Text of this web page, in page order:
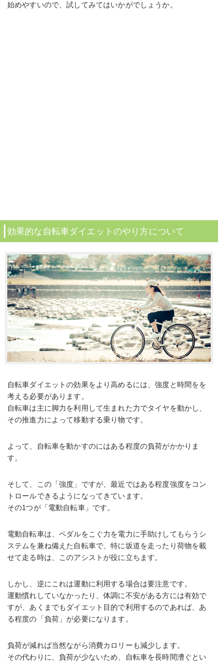
始めやすいので、試してみてはいかがでしょうか。
効果的な自転車ダイエットのやり方について
自転車ダイエットの効果をより高めるには、強度と時間をを
考える必要があります。
自転車は主に脚力を利用して生まれた力でタイヤを動かし、
その推進力によって移動する乗り物です。
よって、自転車を動かすのにはある程度の負荷がかかりま
す。
そして、この「強度」ですが、最近ではある程度強度をコン
トロールできるようになってきています。
その1つが「電動自転車」です。
電動自転車は、ペダルをこぐ力を電力に手助けしてもらうシ
ステムを兼ね備えた自転車で、特に坂道を走ったり荷物を載
せて走る時は、このアシストが役に立ちます。
しかし、逆にこれは運動に利用する場合は要注意です。
運動慣れしていなかったり、体調に不安がある方には有効で
すが、あくまでもダイエット目的で利用するのであれば、あ
る程度の「負荷」が必要になります。
負荷が減れば当然ながら消費カロリーも減少します。
その代わりに、負荷が少ないため、自転車を長時間漕ぐとい